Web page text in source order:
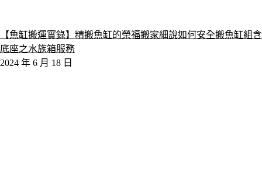
【魚缸搬運實錄】精搬魚缸的榮福搬家細說如何安全搬魚缸組含
底座之水族箱服務
2024 年 6 月 18 日